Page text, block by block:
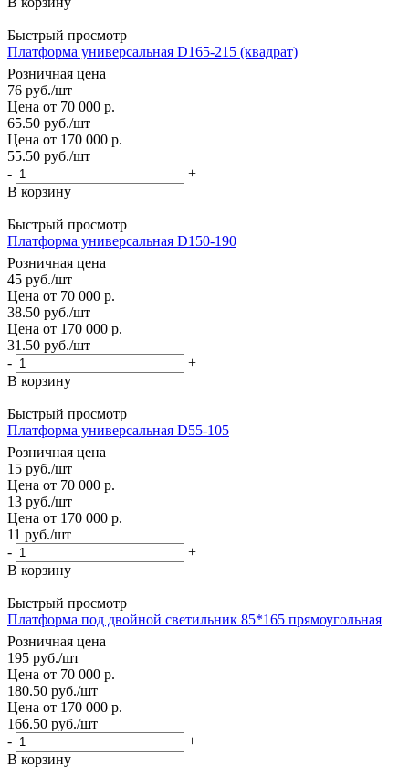
Быстрый просмотр
Платформа универсальная D165-215 (квадрат)
Розничная цена
76 руб./шт
Цена от 70 000 р.
65.50 руб./шт
Цена от 170 000 р.
55.50 руб./шт
-
+
В корзину
Быстрый просмотр
Платформа универсальная D150-190
Розничная цена
45 руб./шт
Цена от 70 000 р.
38.50 руб./шт
Цена от 170 000 р.
31.50 руб./шт
-
+
В корзину
Быстрый просмотр
Платформа универсальная D55-105
Розничная цена
15 руб./шт
Цена от 70 000 р.
13 руб./шт
Цена от 170 000 р.
11 руб./шт
-
+
В корзину
Быстрый просмотр
Платформа под двойной светильник 85*165 прямоугольная
Розничная цена
195 руб./шт
Цена от 70 000 р.
180.50 руб./шт
Цена от 170 000 р.
166.50 руб./шт
-
+
В корзину